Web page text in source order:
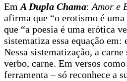
Em A Dupla Chama: Amor e
afirma que “o erotismo é
que “a poesia é uma erótica
sistematiza essa equação
Nessa sistematização, a
verbo, carne. Em versos
ferramenta – só reconhece a